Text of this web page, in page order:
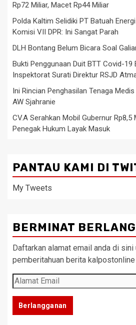
Rp72 Miliar, Macet Rp44 Miliar
Polda Kaltim Selidiki PT Batuah
Komisi VII DPR: Ini Sangat Parah
DLH Bontang Belum Bicara Soal
Bukti Penggunaan Duit BTT Covid-19
Inspektorat Surati Direktur RSJD
Ini Rincian Penghasilan Tenaga
AW Sjahranie
CV.A Serahkan Mobil Gubernur Rp8,5
Penegak Hukum Layak Masuk
PANTAU KAMI DI
My Tweets
BERMINAT
Daftarkan alamat email anda di
pemberitahuan berita
Alamat
Email
Berlangganan